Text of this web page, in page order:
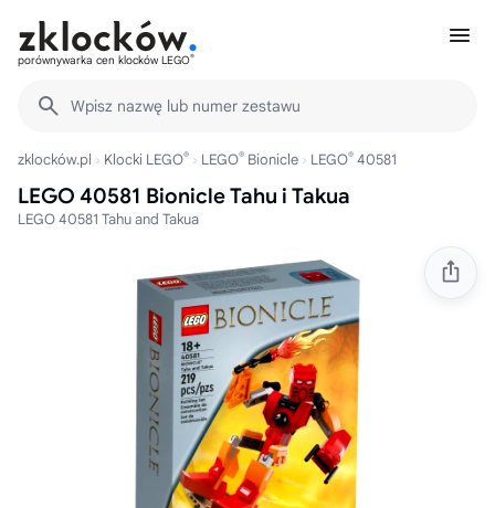
porównywarka cen klocków LEGO®
Wpisz nazwę lub numer zestawu
zklocków.pl Klocki LEGO® LEGO® Bionicle LEGO® 40581
LEGO 40581 Bionicle Tahu i Takua
LEGO 40581 Tahu and Takua